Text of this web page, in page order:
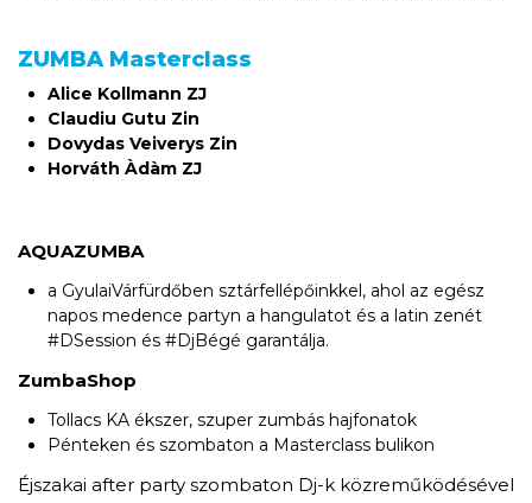
ZUMBA Masterclass
Alice Kollmann ZJ
Claudiu Gutu Zin
Dovydas Veiverys Zin
Horváth Àdàm ZJ
AQUAZUMBA
a GyulaiVárfürdőben sztárfellépőinkkel, ahol az egész
napos medence partyn a hangulatot és a latin zenét
#DSession és #DjBégé garantálja.
ZumbaShop
Tollacs KA ékszer, szuper zumbás hajfonatok
Pénteken és szombaton a Masterclass bulikon
Éjszakai after party szombaton Dj-k közreműködésével